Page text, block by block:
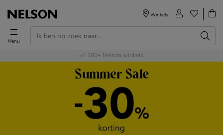
Menu
Winkels
Voor 23.00u besteld,volgende dag in huis
Gratisverzending en retour
Bestel nu,betaal later
100+ Nelson winkels